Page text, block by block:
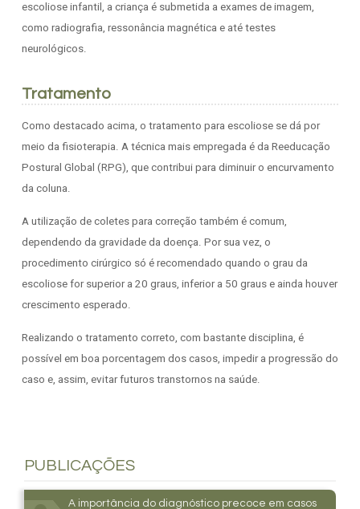
escoliose infantil, a criança é submetida a exames de imagem,
como radiografia, ressonância magnética e até testes
neurológicos.
Tratamento
Como destacado acima, o tratamento para escoliose se dá por
meio da fisioterapia. A técnica mais empregada é da Reeducação
Postural Global (RPG), que contribui para diminuir o encurvamento
da coluna.
A utilização de coletes para correção também é comum,
dependendo da gravidade da doença. Por sua vez, o
procedimento cirúrgico só é recomendado quando o grau da
escoliose for superior a 20 graus, inferior a 50 graus e ainda houver
crescimento esperado.
Realizando o tratamento correto, com bastante disciplina, é
possível em boa porcentagem dos casos, impedir a progressão do
caso e, assim, evitar futuros transtornos na saúde.
PUBLICAÇÕES
A importância do diagnóstico precoce em casos